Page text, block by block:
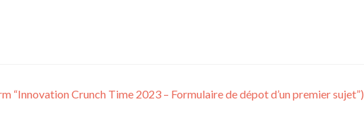
“Innovation Crunch Time 2023 – Formulaire de dépot d’un premier sujet”)